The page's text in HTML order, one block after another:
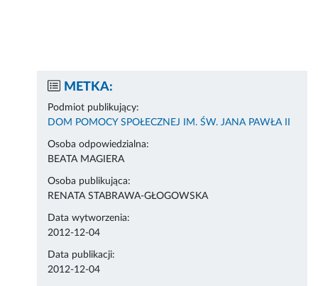
METKA:
Podmiot publikujący:
DOM POMOCY SPOŁECZNEJ IM. ŚW. JANA PAWŁA II
Osoba odpowiedzialna:
BEATA MAGIERA
Osoba publikująca:
RENATA STABRAWA-GŁOGOWSKA
Data wytworzenia:
2012-12-04
Data publikacji:
2012-12-04